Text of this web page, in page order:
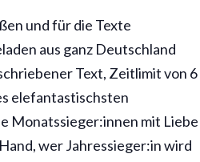
und für die Texte
aus ganz Deutschland
Text, Zeitlimit von 6
elefantastischsten
Monatssieger:innen mit Liebe
wer Jahressieger:in wird